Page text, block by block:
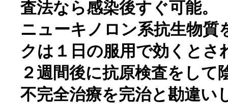
査法なら感染後すぐ可能。
ニューキノロン系抗生物質
クは１日の服用で効くとさ
２週間後に抗原検査をし
不完全治療を完治と勘違い